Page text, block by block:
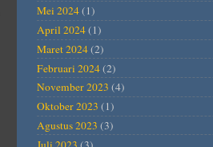
Mei 2024(1)
April 2024(1)
Maret 2024(2)
Februari 2024(2)
November 2023 (4)
Oktober 2023 (1)
Agustus 2023 (3)